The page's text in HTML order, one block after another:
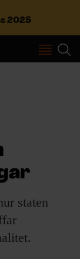
2025
staten